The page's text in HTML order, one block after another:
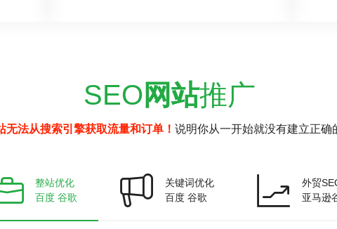
SEO 网站推广
无法从搜索引擎获取流量和订单！ 说明你从一开始就没有建立正确
整站优化
百度 谷歌
关键词优化
百度 谷歌
外贸
亚马逊